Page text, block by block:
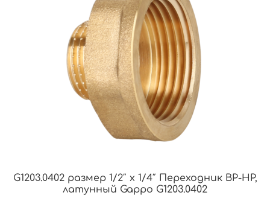
G1203.0402 размер 1/2″ х 1/4″ Переходник ВР-НР,
латунный Gappo G1203.0402